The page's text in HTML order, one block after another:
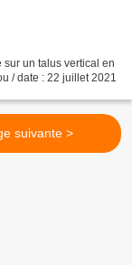
un talus vertical en
/ date : 22 juillet 2021
suivante >